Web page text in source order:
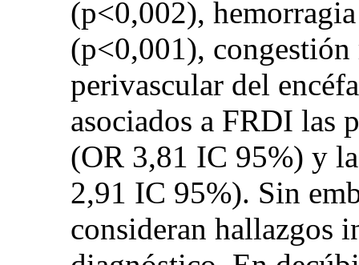
(p<0,002),
(p<0,001),
perivascular del
asociados a FRDI las
(OR 3,81 IC 95%) y
2,91 IC 95%). Sin
consideran hallazgos